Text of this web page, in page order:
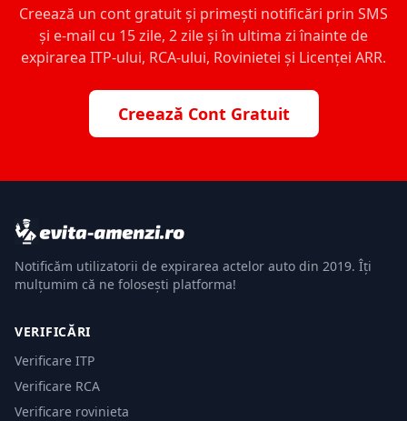
Creează un cont gratuit și primești notificări prin SMS
și e-mail cu 15 zile, 2 zile și în ultima zi înainte de
expirarea ITP-ului, RCA-ului, Rovinietei și Licenței ARR.
Creează Cont Gratuit
Notificăm utilizatorii de expirarea actelor auto din 2019. Îți
mulțumim că ne folosești platforma!
VERIFICĂRI
Verificare ITP
Verificare RCA
Verificare rovinieta